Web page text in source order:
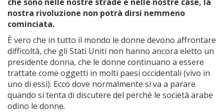
nostra rivoluzione non potrà dirsi nemmeno
cominciata.
È vero che in tutto il mondo le donne devono affrontare
difficoltà, che gli Stati Uniti non hanno ancora eletto un
presidente donna, che le donne continuano a essere
trattate come oggetti in molti paesi occidentali (vivo in
uno di essi). Ecco dove normalmente si va a parare
quando si tenta di discutere del perché le società arabe
odino le donne.